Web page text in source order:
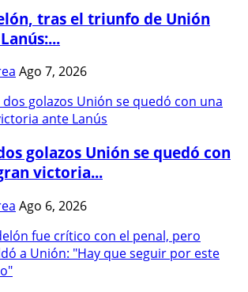
tras el triunfo de Unión
Ago 7, 2026
golazos Unión se quedó con
victoria...
Ago 6, 2026